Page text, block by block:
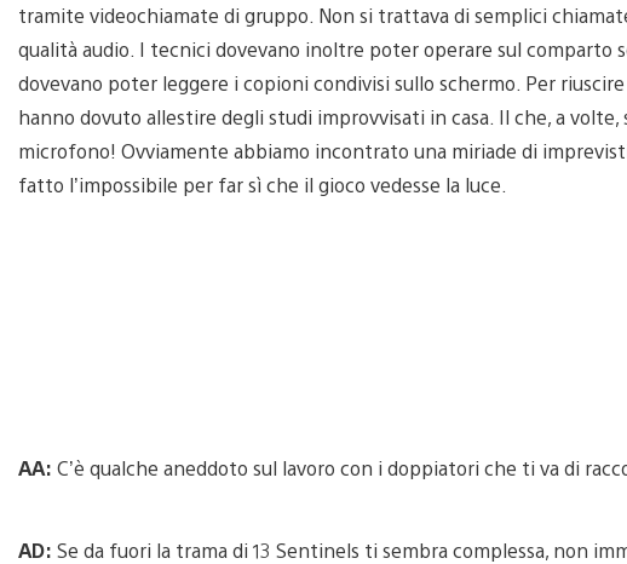
tramite videochiamate di gruppo. Non si trattava di semplici
qualità audio. I tecnici dovevano inoltre poter operare sul comparto
dovevano poter leggere i copioni condivisi sullo schermo. Per
hanno dovuto allestire degli studi improvvisati in casa. Il che, a
microfono! Ovviamente abbiamo incontrato una miriade di
fatto l’impossibile per far sì che il gioco vedesse la luce.
AA: C’è qualche aneddoto sul lavoro con i doppiatori che ti va di
AD: Se da fuori la trama di 13 Sentinels ti sembra complessa, non